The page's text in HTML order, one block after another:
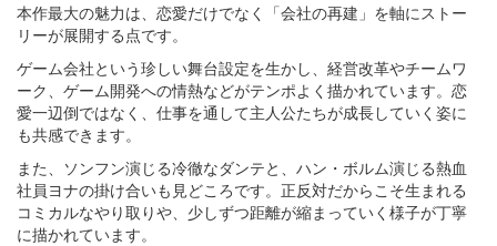
本作最大の魅力は、恋愛だけでなく「会社の再建」を軸にストー
リーが展開する点です。
ゲーム会社という珍しい舞台設定を生かし、経営改革やチームワ
ーク、ゲーム開発への情熱などがテンポよく描かれています。恋
愛一辺倒ではなく、仕事を通して主人公たちが成長していく姿に
も共感できます。
また、ソンフン演じる冷徹なダンテと、ハン・ボルム演じる熱血
社員ヨナの掛け合いも見どころです。正反対だからこそ生まれる
コミカルなやり取りや、少しずつ距離が縮まっていく様子が丁寧
に描かれています。